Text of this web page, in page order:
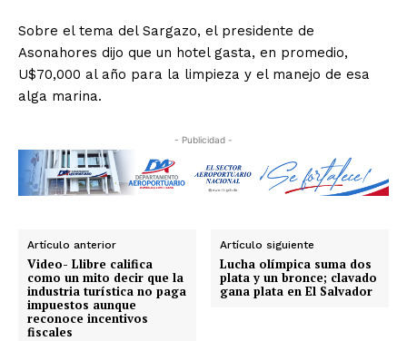
Sobre el tema del Sargazo, el presidente de
Asonahores dijo que un hotel gasta, en promedio,
U$70,000 al año para la limpieza y el manejo de esa
alga marina.
- Publicidad -
Artículo anterior
Video- Llibre califica
como un mito decir que la
industria turística no paga
impuestos aunque
reconoce incentivos
fiscales
Artículo siguiente
Lucha olímpica suma dos
plata y un bronce; clavado
gana plata en El Salvador